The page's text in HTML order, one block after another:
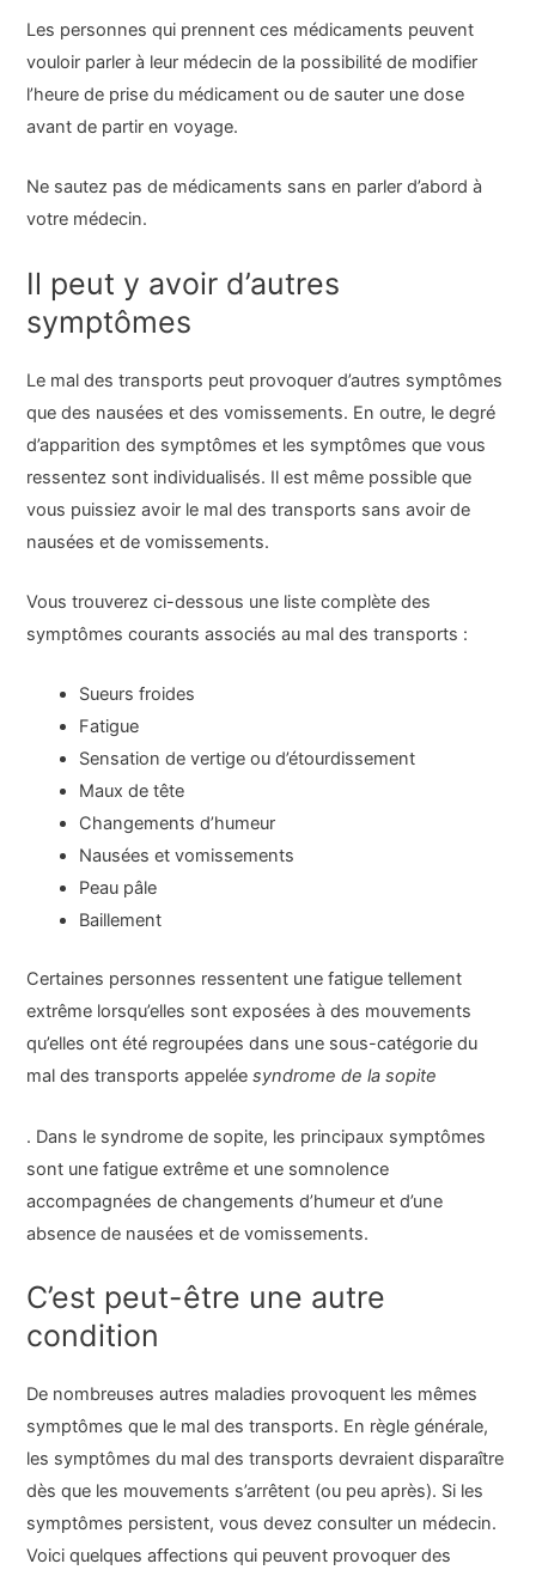
Les personnes qui prennent ces médicaments peuvent
vouloir parler à leur médecin de la possibilité de modifier
l’heure de prise du médicament ou de sauter une dose
avant de partir en voyage.
Ne sautez pas de médicaments sans en parler d’abord à
votre médecin.
Il peut y avoir d’autres
symptômes
Le mal des transports peut provoquer d’autres symptômes
que des nausées et des vomissements. En outre, le degré
d’apparition des symptômes et les symptômes que vous
ressentez sont individualisés. Il est même possible que
vous puissiez avoir le mal des transports sans avoir de
nausées et de vomissements.
Vous trouverez ci-dessous une liste complète des
symptômes courants associés au mal des transports :
Sueurs froides
Fatigue
Sensation de vertige ou d’étourdissement
Maux de tête
Changements d’humeur
Nausées et vomissements
Peau pâle
Baillement
Certaines personnes ressentent une fatigue tellement
extrême lorsqu’elles sont exposées à des mouvements
qu’elles ont été regroupées dans une sous-catégorie du
mal des transports appeléesyndrome de la sopite
. Dans le syndrome de sopite, les principaux symptômes
sont une fatigue extrême et une somnolence
accompagnées de changements d’humeur et d’une
absence de nausées et de vomissements.
C’est peut-être une autre
condition
De nombreuses autres maladies provoquent les mêmes
symptômes que le mal des transports. En règle générale,
les symptômes du mal des transports devraient disparaître
dès que les mouvements s’arrêtent (ou peu après). Si les
symptômes persistent, vous devez consulter un médecin.
Voici quelques affections qui peuvent provoquer des